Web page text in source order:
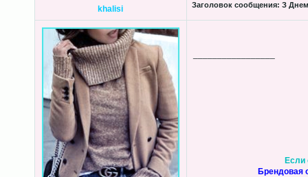
khalisi Заголовок сообщения: З Днем
Если
Брендовая